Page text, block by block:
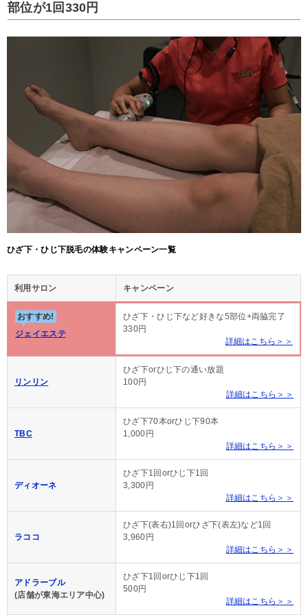
部位が1回330円
ひざ下・ひじ下脱毛の体験キャンペーン一覧
利用サロン キャンペーン
おすすめ!
ジェイエステ
ひざ下・ひじ下など好きな5部位+両脇完了
330円
詳細はこちら＞＞
リンリン
ひざ下orひじ下の通い放題
100円
詳細はこちら＞＞
TBC
ひざ下70本orひじ下90本
1,000円
詳細はこちら＞＞
ディオーネ
ひざ下1回orひじ下1回
3,300円
詳細はこちら＞＞
ラココ
ひざ下(表右)1回orひざ下(表左)など1回
3,960円
詳細はこちら＞＞
アドラーブル
(店舗が東海エリア中心)
ひざ下1回orひじ下1回
500円
詳細はこちら＞＞